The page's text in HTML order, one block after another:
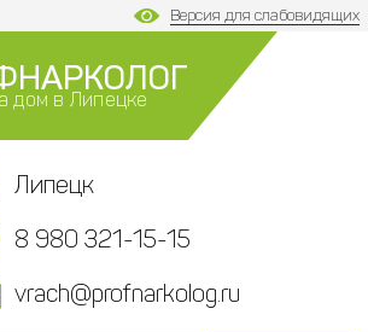
Версия для слабовидящих
дом в Липецке
Липецк
8 980 321-15-15
vrach@profnarkolog.ru